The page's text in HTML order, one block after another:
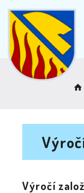
Výročí